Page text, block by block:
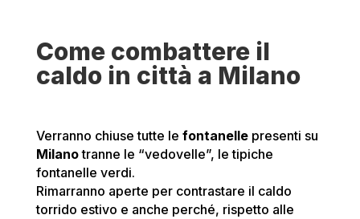
Come combattere il
caldo in città a Milano
Verranno chiuse tutte le fontanellepresenti su
Milanotranne le “vedovelle”, le tipiche
fontanelle verdi.
Rimarranno aperte per contrastare il caldo
torrido estivo e anche perché, rispetto alle